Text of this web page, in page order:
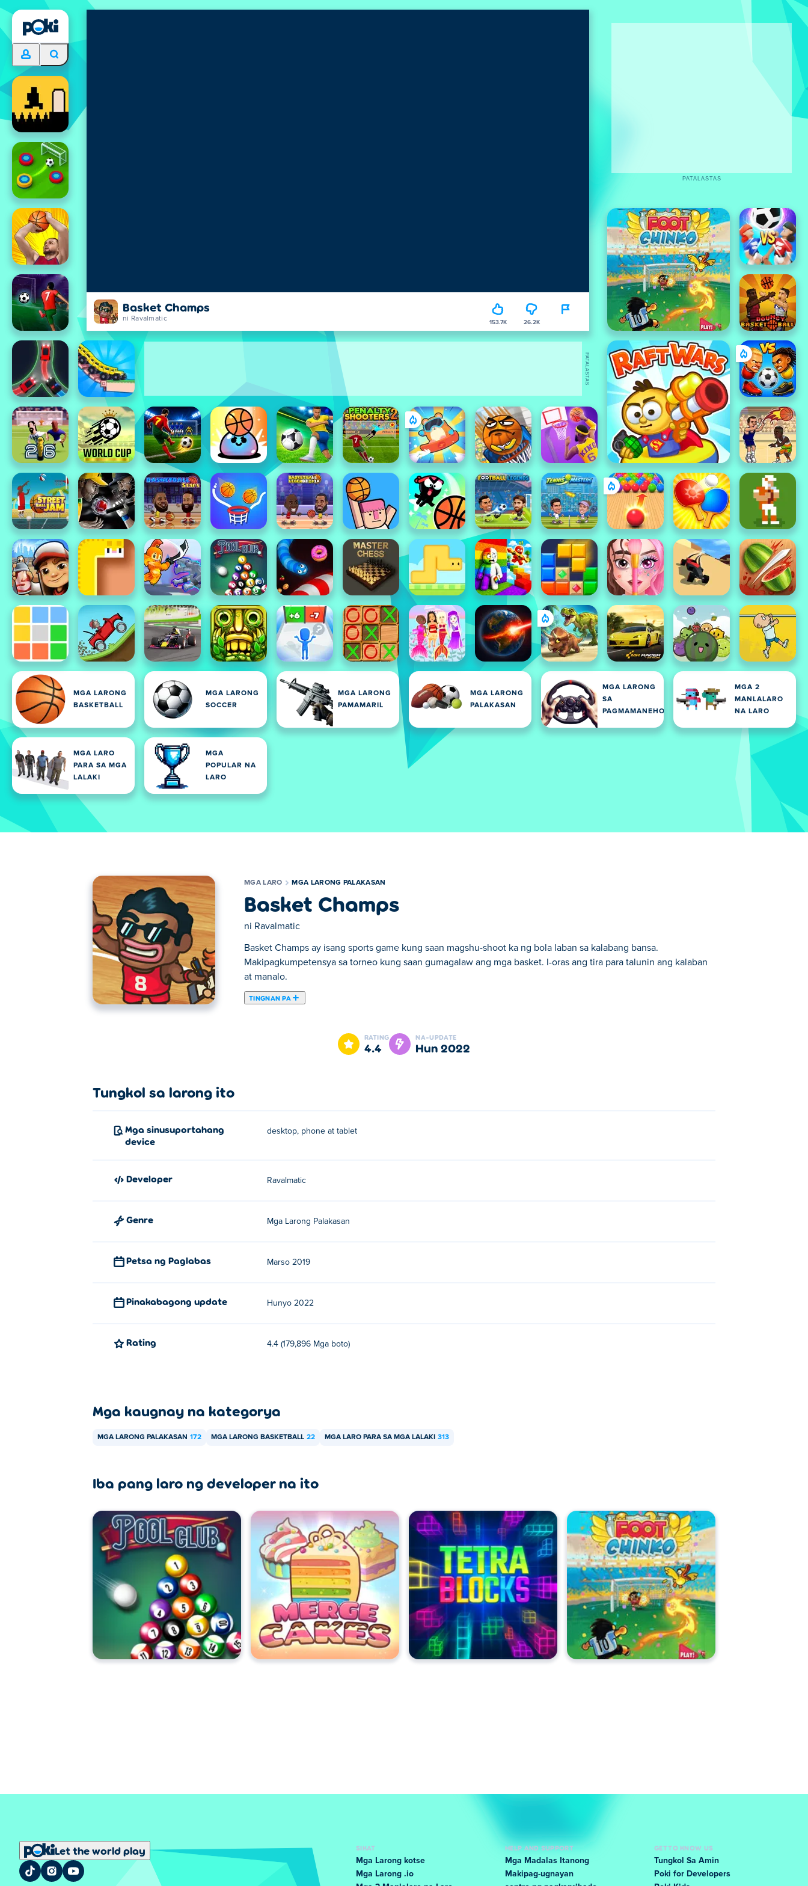
Basket Champs
ni Ravalmatic 153.7K 26.2K
MGA LARONG
BASKETBALL
MGA LARONG
SOCCER
MGA LARONG
PAMAMARIL
MGA LARONG
PALAKASAN
MGA LARONG
SA
PAGMAMANEHO
MGA 2
MANLALARO
NA LARO
MGA LARO
PARA SA MGA
LALAKI
MGA
POPULAR NA
LARO
PATALASTAS
PATALASTAS
MGA LARO MGA LARONG PALAKASAN
Basket Champs
ni Ravalmatic
Basket Champs ay isang sports game kung saan magshu-shoot ka ng bola laban sa kalabang bansa.
Makipagkumpetensya sa torneo kung saan gumagalaw ang mga basket. I-oras ang tira para talunin ang kalaban
at manalo.
TINGNAN PA
Dito maaari kang maglaro ng Basket Champs. Basket Champs ay isa sa aming napiling Mga Larong Palakasan.
RATING
4.4
NA-UPDATE
Hun 2022
Tungkol sa larong ito
Mga sinusuportahang
device
desktop, phone at tablet
Developer Ravalmatic
Genre Mga Larong Palakasan
Petsa ng Paglabas Marso 2019
Pinakabagong update Hunyo 2022
Rating 4.4 (179,896 Mga boto)
Mga kaugnay na kategorya
MGA LARONG PALAKASAN 172 MGA LARONG BASKETBALL 22 MGA LARO PARA SA MGA LALAKI 313
Iba pang laro ng developer na ito
Let the world play
SIKAT
Mga Larong kotse
Mga Larong .io
HELP AND SUPPORT
Mga Madalas Itanong
Makipag-ugnayan
GET TO KNOW US
Tungkol Sa Amin
Poki for Developers